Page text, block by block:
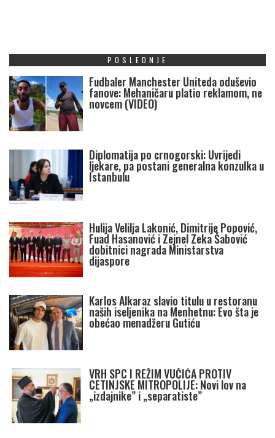
POSLEDNJE
Fudbaler Manchester Uniteda oduševio
fanove: Mehaničaru platio reklamom, ne
novcem (VIDEO)
Diplomatija po crnogorski: Uvrijedi
ljekare, pa postani generalna konzulka u
Istanbulu
Hulija Velilja Lakonić, Dimitrije Popović,
Fuad Hasanović i Zejnel Zeka Šabović
dobitnici nagrada Ministarstva
dijaspore
Karlos Alkaraz slavio titulu u restoranu
naših iseljenika na Menhetnu: Evo šta je
obećao menadžeru Gutiću
VRH SPC I REŽIM VUČIĆA PROTIV
CETINJSKE MITROPOLIJE: Novi lov na
„izdajnike” i „separatiste”